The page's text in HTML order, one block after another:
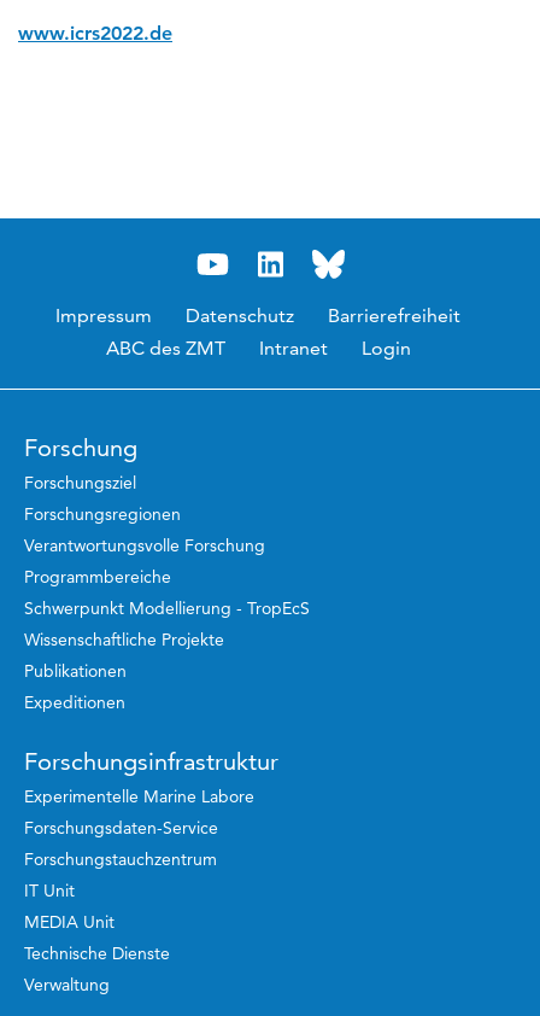
www.icrs2022.de
Impressum Datenschutz
Barrierefreiheit
ABC des ZMT
Intranet Login
Forschung
Forschungsziel
Forschungsregionen
Verantwortungsvolle Forschung
Programmbereiche
Schwerpunkt Modellierung - TropEcS
Wissenschaftliche Projekte
Publikationen
Expeditionen
Forschungsinfrastruktur
Experimentelle Marine Labore
Forschungsdaten-Service
Forschungstauchzentrum
IT Unit
MEDIA Unit
Technische Dienste
Verwaltung